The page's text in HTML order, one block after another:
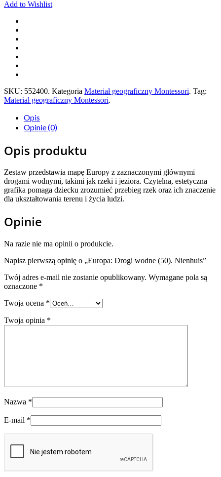
Add to Wishlist
SKU: 552400. Kategoria Materiał geograficzny Montessori. Tag:
Materiał geograficzny Montessori.
Opis
Opinie (0)
Opis produktu
Zestaw przedstawia mapę Europy z zaznaczonymi głównymi
drogami wodnymi, takimi jak rzeki i jeziora. Czytelna, estetyczna
grafika pomaga dziecku zrozumieć przebieg rzek oraz ich znaczenie
dla ukształtowania terenu i życia ludzi.
Opinie
Na razie nie ma opinii o produkcie.
Napisz pierwszą opinię o „Europa: Drogi wodne (50). Nienhuis”
Twój adres e-mail nie zostanie opublikowany. Wymagane pola są
oznaczone *
Twoja ocena *
Twoja opinia *
Nazwa *
E-mail *